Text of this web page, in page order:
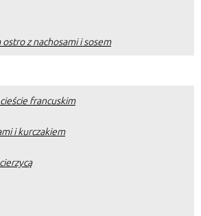
z nachosami i sosem
francuskim
i kurczakiem